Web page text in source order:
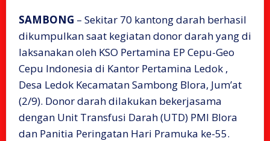
SAMBONG – Sekitar 70 kantong darah berhasil
dikumpulkan saat kegiatan donor darah yang di
laksanakan oleh KSO Pertamina EP Cepu-Geo
Cepu Indonesia di Kantor Pertamina Ledok ,
Desa Ledok Kecamatan Sambong Blora, Jum’at
(2/9). Donor darah dilakukan bekerjasama
dengan Unit Transfusi Darah (UTD) PMI Blora
dan Panitia Peringatan Hari Pramuka ke-55.